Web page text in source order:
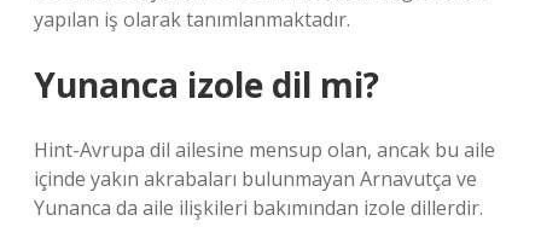
yapılan iş olarak tanımlanmaktadır.
Yunanca izole dil mi?
Hint-Avrupa dil ailesine mensup olan, ancak bu aile
içinde yakın akrabaları bulunmayan Arnavutça ve
Yunanca da aile ilişkileri bakımından izole dillerdir.